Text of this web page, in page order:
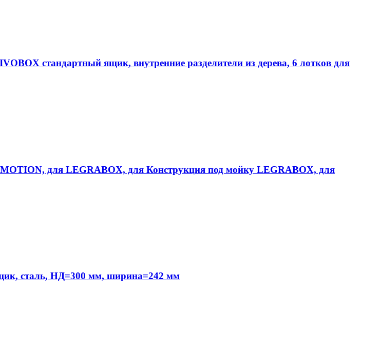
стандартный ящик, внутренние разделители из дерева, 6 лотков для
для LEGRABOX, для Конструкция под мойку LEGRABOX, для
сталь, НД=300 мм, ширина=242 мм